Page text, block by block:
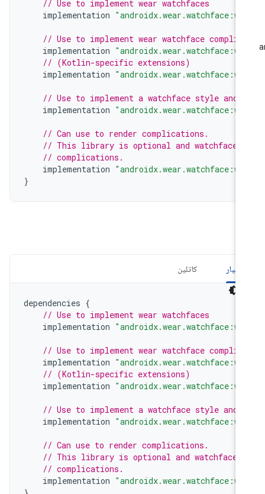
// Use to implement wear watchfaces
implementation
// Use to implement wear watchface
implementation
// (Kotlin-specific extensions)
implementation
// Use to implement a watchface style and
implementation
// Can use to render complications.
// This library is optional and watchfaces
// complications.
implementation
کاتلین
dependencies
// Use to implement wear watchfaces
implementation
// Use to implement wear watchface
implementation
// (Kotlin-specific extensions)
implementation
// Use to implement a watchface style and
implementation
// Can use to render complications.
// This library is optional and watchfaces
// complications.
implementation